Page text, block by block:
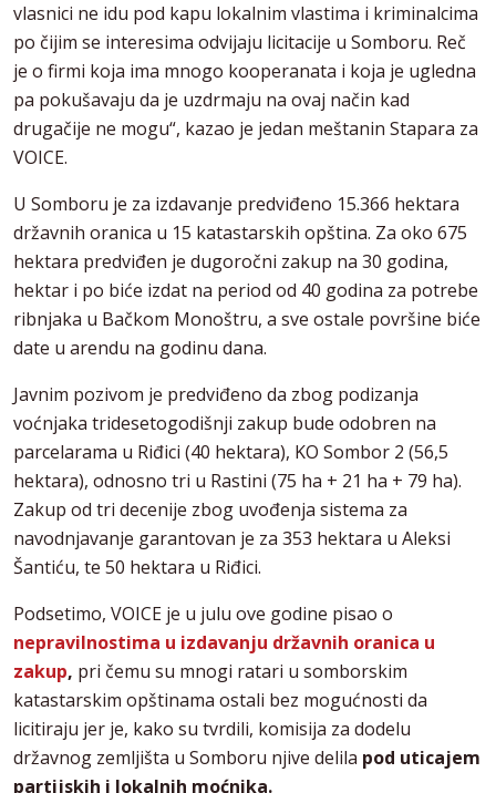
vlasnici ne idu pod kapu lokalnim vlastima i kriminalcima
po čijim se interesima odvijaju licitacije u Somboru. Reč
je o firmi koja ima mnogo kooperanata i koja je ugledna
pa pokušavaju da je uzdrmaju na ovaj način kad
drugačije ne mogu“, kazao je jedan meštanin Stapara za
VOICE.
U Somboru je za izdavanje predviđeno 15.366 hektara
državnih oranica u 15 katastarskih opština. Za oko 675
hektara predviđen je dugoročni zakup na 30 godina,
hektar i po biće izdat na period od 40 godina za potrebe
ribnjaka u Bačkom Monoštru, a sve ostale površine biće
date u arendu na godinu dana.
Javnim pozivom je predviđeno da zbog podizanja
voćnjaka tridesetogodišnji zakup bude odobren na
parcelarama u Riđici (40 hektara), KO Sombor 2 (56,5
hektara), odnosno tri u Rastini (75 ha + 21 ha + 79 ha).
Zakup od tri decenije zbog uvođenja sistema za
navodnjavanje garantovan je za 353 hektara u Aleksi
Šantiću, te 50 hektara u Riđici.
Podsetimo, VOICE je u julu ove godine pisao o
nepravilnostima u izdavanju državnih oranica u
zakup, pri čemu su mnogi ratari u somborskim
katastarskim opštinama ostali bez mogućnosti da
licitiraju jer je, kako su tvrdili, komisija za dodelu
državnog zemljišta u Somboru njive delila pod uticajem
partijskih i lokalnih moćnika.